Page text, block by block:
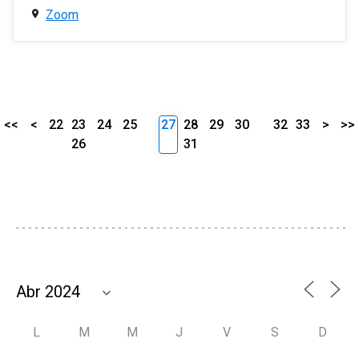
Zoom
<< < 22 23 24
25
26
27 28 29
30
31
32 33 > >>
L M M J V S D